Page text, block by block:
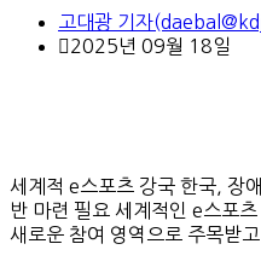
고대광 기자
2025년 09월 18일
세계적 e스포츠 강국 한국, 장
반 마련 필요 세계적인 e스포
새로운 참여 영역으로 주목받